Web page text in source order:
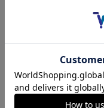
■発送について
発送予定日は、ご注
す。ご了承ください。
銀行振込・コンビニ
から記載の納期がか